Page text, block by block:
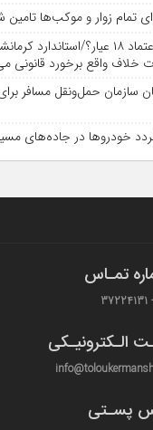
تمام زوار و موکب‌ها
طلای ۱۸ عیار یا اعتماد ۱۸ عیار؟/
خلاف واقع برخورد قانونی
سازمان حمل‌ونقل مسافر
تمـاس
الـکترونیـکی
پسـتی